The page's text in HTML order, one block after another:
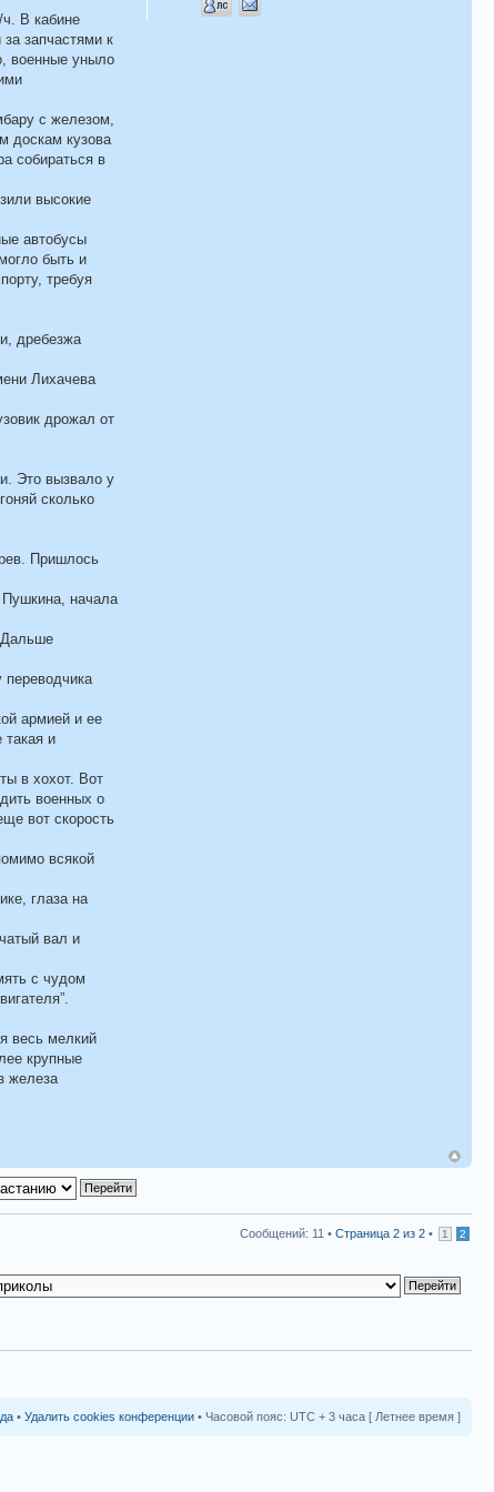
В кабине
запчастями к
военные уныло
с железом,
доскам кузова
собираться в
высокие
автобусы
быть и
требуя
дребезжа
Лихачева
дрожал от
Это вызвало у
сколько
Пришлось
Пушкина, начала
Дальше
армией и ее
такая и
в хохот. Вот
военных о
вот скорость
всякой
глаза на
вал и
с чудом
весь мелкий
крупные
железа
Сообщений: 11 • Страница 2 из 2 • 1 2
• Удалить cookies конференции • Часовой пояс: UTC + 3 часа [ Летнее время ]